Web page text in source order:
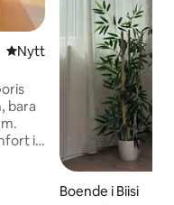
Nytt ställe att bo på
Nytt
bara
i
Boende i Biisi